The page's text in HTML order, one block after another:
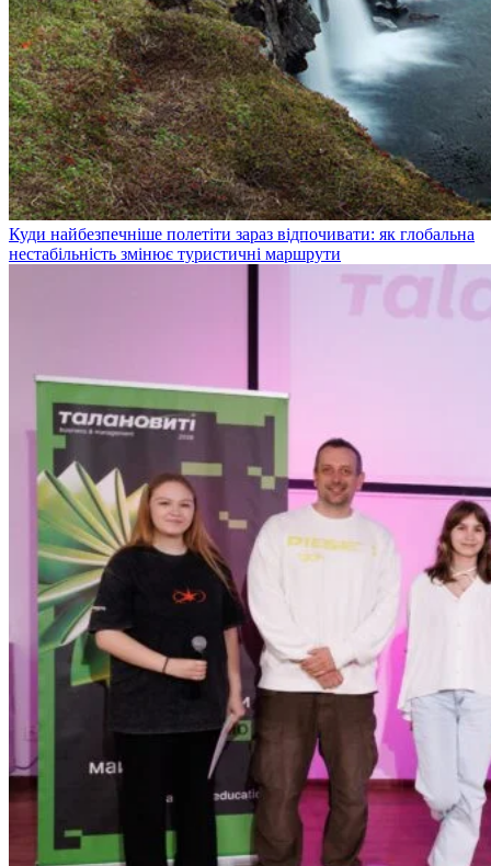
Куди найбезпечніше полетіти зараз відпочивати: як глобальна
нестабільність змінює туристичні маршрути